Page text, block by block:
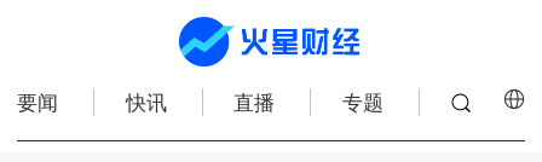
要闻 快讯 直播 专题